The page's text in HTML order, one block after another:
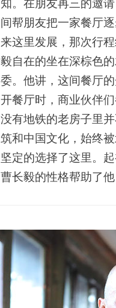
知。在朋友再三的邀
间帮朋友把一家餐厅
来这里发展，那次行
毅自在的坐在深棕色
委。他讲，这间餐厅
开餐厅时，商业伙伴
没有地铁的老房子里
筑和中国文化，始终
坚定的选择了这里。
曹长毅的性格帮助了